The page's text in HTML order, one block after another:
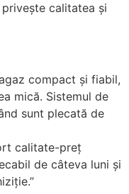
calitatea și
compact și fiabil,
mică. Sistemul de
sunt plecată de
calitate-preț
de câteva luni și